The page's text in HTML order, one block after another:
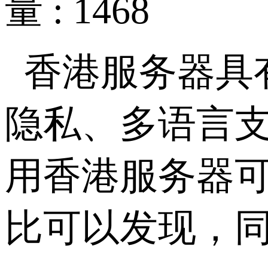
量 : 1468
香港服务器具
隐私、多语言
用香港服务器
比可以发现，